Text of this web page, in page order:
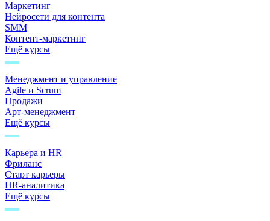
Маркетинг
Нейросети для контента
SMM
Контент-маркетинг
Ещё курсы
Менеджмент и управление
Agile и Scrum
Продажи
Арт-менеджмент
Ещё курсы
Карьера и HR
Фриланс
Старт карьеры
HR-аналитика
Ещё курсы